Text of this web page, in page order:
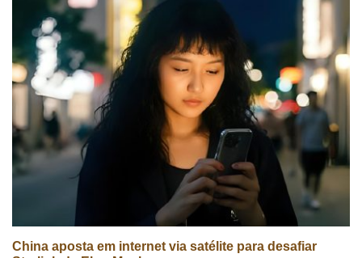
China aposta em internet via satélite para desafiar